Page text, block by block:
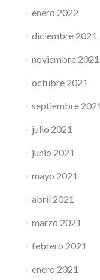
enero 2022
diciembre 2021
noviembre 2021
octubre 2021
septiembre
julio 2021
junio 2021
mayo 2021
abril 2021
marzo 2021
febrero 2021
enero 2021